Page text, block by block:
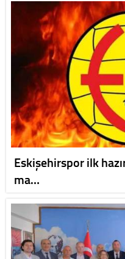
Eskişehirspor ilk
ma…